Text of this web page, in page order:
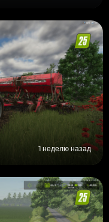
1 неделю назад